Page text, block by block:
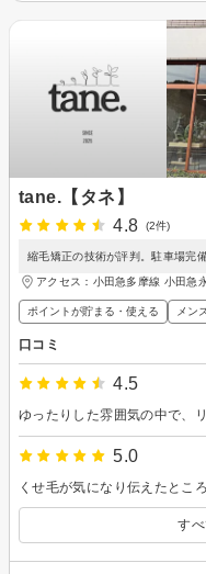
tane.【タネ】
4.8
(2件)
縮毛矯正の技術が評判。駐車場完
アクセス：小田急多摩線 小田急
ポイントが貯まる・使える メン
口コミ
4.5
5.0
す